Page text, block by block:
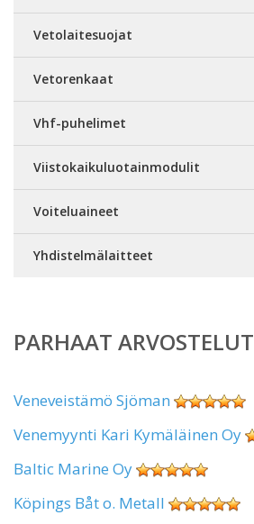
Vetolaitesuojat
Vetorenkaat
Vhf-puhelimet
Viistokaikuluotainmodulit
Voiteluaineet
Yhdistelmälaitteet
PARHAAT ARVOSTELUT
Veneveistämö Sjöman
Venemyynti Kari Kymäläinen Oy
Baltic Marine Oy
Köpings Båt o. Metall